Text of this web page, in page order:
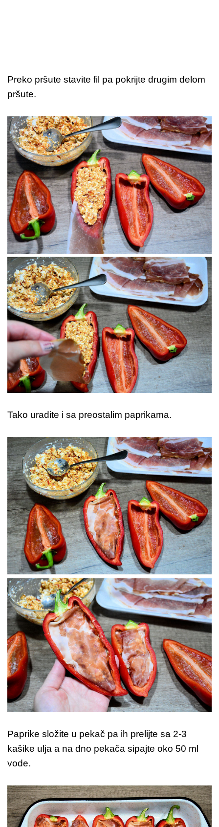
Preko pršute stavite fil pa pokrijte drugim delom
pršute.
Tako uradite i sa preostalim paprikama.
Paprike složite u pekač pa ih prelijte sa 2-3
kašike ulja a na dno pekača sipajte oko 50 ml
vode.